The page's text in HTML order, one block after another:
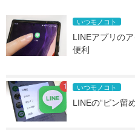
いつモノコト
LINEアプリの
便利
いつモノコト
LINEの“ピン留